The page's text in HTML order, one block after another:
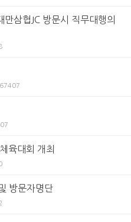
삼협JC 방문시 직무대행의
67407
육대회 개최
방문자명단